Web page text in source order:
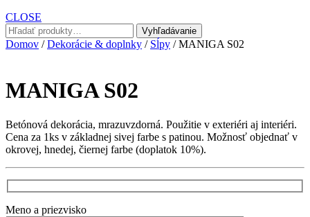
CLOSE
Hľadať:
Vyhľadávanie
Domov /Dekorácie & doplnky / Sĺpy / MANIGA S02
MANIGA S02
Betónová dekorácia, mrazuvzdorná. Použitie v exteriéri aj interiéri.
Cena za 1ks v základnej sivej farbe s patinou. Možnosť objednať v
okrovej, hnedej, čiernej farbe (doplatok 10%).
Meno a priezvisko